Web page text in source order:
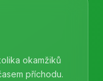
okamžiků
příchodu.